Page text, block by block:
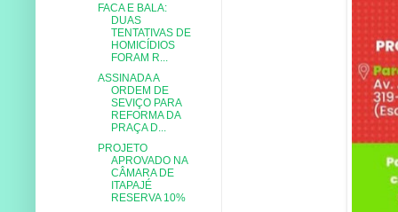
FACA E BALA:
DUAS
TENTATIVAS DE
HOMICÍDIOS
FORAM R...
ASSINADA A
ORDEM DE
SEVIÇO PARA
REFORMA DA
PRAÇA D...
PROJETO
APROVADO NA
CÂMARA DE
ITAPAJÉ
RESERVA 10%